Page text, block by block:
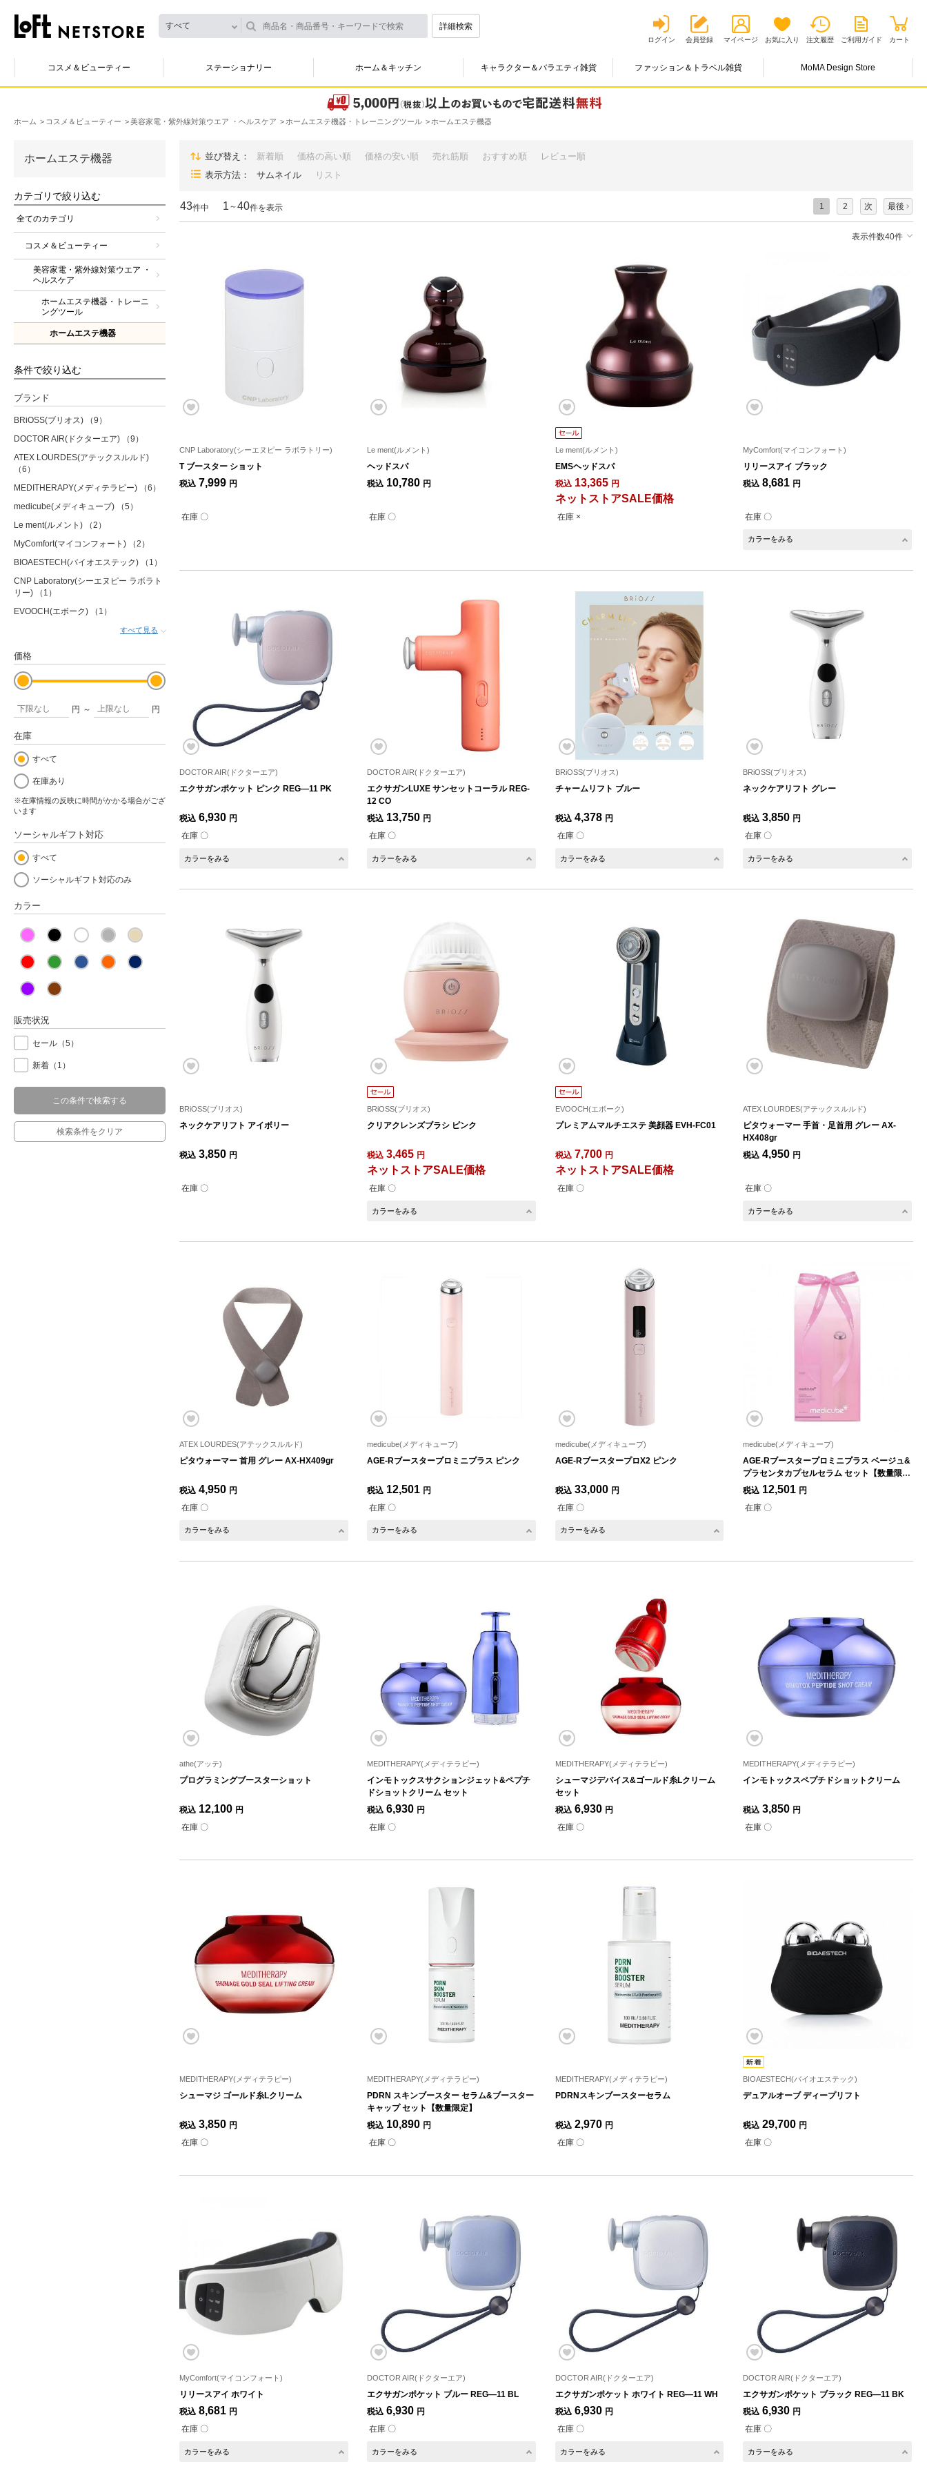
すべて 詳細検索
ログイン 会員登録 マイページ お気に入り 注文履歴 ご利用ガイド カート
コスメ＆ビューティー ステーショナリー ホーム＆キッチン キャラクター＆バラエティ雑貨 ファッション＆トラベル雑貨 MoMA Design Store
ホーム コスメ＆ビューティー 美容家電・紫外線対策ウエア ・ヘルスケア ホームエステ機器・トレーニングツール ホームエステ機器
ホームエステ機器
カテゴリで絞り込む
全てのカテゴリ
コスメ＆ビューティー
美容家電・紫外線対策ウエア ・
ヘルスケア
ホームエステ機器・トレーニ
ングツール
ホームエステ機器
条件で絞り込む
ブランド
BRiOSS(ブリオス)
（9）
DOCTOR AIR(ドクターエア)
（9）
ATEX LOURDES(アテックスルルド)
（6）
MEDITHERAPY(メディテラピー)
（6）
medicube(メディキューブ)
（5）
Le ment(ルメント)
（2）
MyComfort(マイコンフォート)
（2）
BIOAESTECH(バイオエステック)
（1）
CNP Laboratory(シーエヌピー ラボラト
リー)
（1）
EVOOCH(エボーク)
（1）
すべて見る
価格
円 ～ 円
在庫
すべて
在庫あり
※在庫情報の反映に時間がかかる場合がござ
います
ソーシャルギフト対応
すべて
ソーシャルギフト対応のみ
カラー
販売状況
セール （5）
新着 （1）
この条件で検索する
検索条件をクリア
並び替え 新着順 価格の高い順 価格の安い順 売れ筋順 おすすめ順
レビュー順
表示方法
サムネイル リスト
43件中 1 ～40件を表示 1 2 次 最後
表示件数40件
CNP Laboratory(シーエヌピー ラボラトリー)
T ブースター ショット
税込 7,999 円
在庫 〇
Le ment(ルメント)
ヘッドスパ
税込 10,780 円
在庫 〇
Le ment(ルメント)
EMSヘッドスパ
税込 13,365 円
ネットストアSALE価格
在庫 ×
MyComfort(マイコンフォート)
リリースアイ ブラック
税込 8,681 円
在庫 〇
カラーをみる
DOCTOR AIR(ドクターエア)
エクサガンポケット ピンク REG―11 PK
税込 6,930 円
在庫 〇
カラーをみる
DOCTOR AIR(ドクターエア)
エクサガンLUXE サンセットコーラル REG-
12 CO
税込 13,750 円
在庫 〇
カラーをみる
BRiOSS(ブリオス)
チャームリフト ブルー
税込 4,378 円
在庫 〇
カラーをみる
BRiOSS(ブリオス)
ネックケアリフト グレー
税込 3,850 円
在庫 〇
カラーをみる
BRiOSS(ブリオス)
ネックケアリフト アイボリー
税込 3,850 円
在庫 〇
BRiOSS(ブリオス)
クリアクレンズブラシ ピンク
税込 3,465 円
ネットストアSALE価格
在庫 〇
カラーをみる
EVOOCH(エボーク)
プレミアムマルチエステ 美顔器 EVH-FC01
税込 7,700 円
ネットストアSALE価格
在庫 〇
ATEX LOURDES(アテックスルルド)
ピタウォーマー 手首・足首用 グレー AX-
HX408gr
税込 4,950 円
在庫 〇
カラーをみる
ATEX LOURDES(アテックスルルド)
ピタウォーマー 首用 グレー AX-HX409gr
税込 4,950 円
在庫 〇
カラーをみる
medicube(メディキューブ)
AGE-Rブースタープロミニプラス ピンク
税込 12,501 円
在庫 〇
カラーをみる
medicube(メディキューブ)
AGE-RブースタープロX2 ピンク
税込 33,000 円
在庫 〇
カラーをみる
medicube(メディキューブ)
AGE-Rブースタープロミニプラス ベージュ&
プラセンタカプセルセラム セット【数量限
定】
税込 12,501 円
在庫 〇
athe(アッテ)
プログラミングブースターショット
税込 12,100 円
在庫 〇
MEDITHERAPY(メディテラピー)
インモトックスサクションジェット&ペプチ
ドショットクリーム セット
税込 6,930 円
在庫 〇
MEDITHERAPY(メディテラピー)
シューマジデバイス&ゴールド糸Lクリーム
セット
税込 6,930 円
在庫 〇
MEDITHERAPY(メディテラピー)
インモトックスペプチドショットクリーム
税込 3,850 円
在庫 〇
MEDITHERAPY(メディテラピー)
シューマジ ゴールド糸Lクリーム
税込 3,850 円
在庫 〇
MEDITHERAPY(メディテラピー)
PDRN スキンブースター セラム&ブースター
キャップ セット【数量限定】
税込 10,890 円
在庫 〇
MEDITHERAPY(メディテラピー)
PDRNスキンブースターセラム
税込 2,970 円
在庫 〇
BIOAESTECH(バイオエステック)
デュアルオーブ ディープリフト
税込 29,700 円
在庫 〇
MyComfort(マイコンフォート)
リリースアイ ホワイト
税込 8,681 円
在庫 〇
カラーをみる
DOCTOR AIR(ドクターエア)
エクサガンポケット ブルー REG―11 BL
税込 6,930 円
在庫 〇
カラーをみる
DOCTOR AIR(ドクターエア)
エクサガンポケット ホワイト REG―11 WH
税込 6,930 円
在庫 〇
カラーをみる
DOCTOR AIR(ドクターエア)
エクサガンポケット ブラック REG―11 BK
税込 6,930 円
在庫 〇
カラーをみる